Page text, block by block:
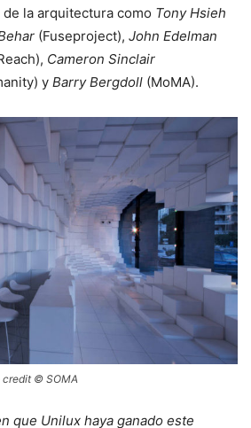
la arquitectura como Tony Hsieh
(Fuseproject), John Edelman
Cameron Sinclair
y Barry Bergdoll (MoMA).
credit © SOMA
que Unilux haya ganado este